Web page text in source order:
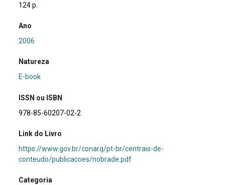
124 p.
Ano
2006
Natureza
E-book
ISSN ou ISBN
978-85-60207-02-2
Link do Livro
https://www.gov.br/conarq/pt-br/centrais-de-
conteudo/publicacoes/nobrade.pdf
Categoria